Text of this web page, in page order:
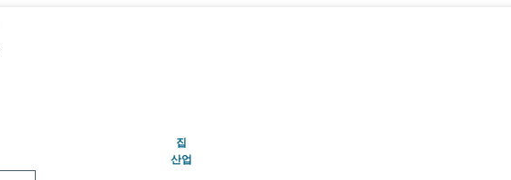
집(현재의)
산업